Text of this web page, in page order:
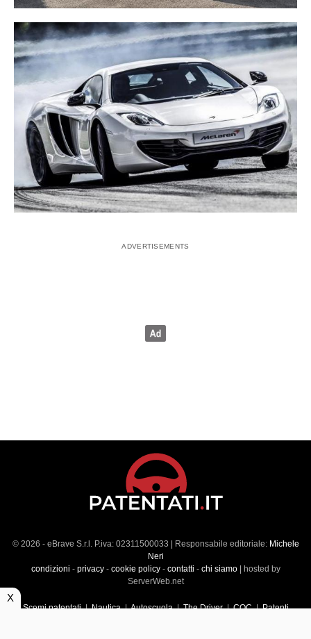
© 2026 - eBrave S.r.l. P.iva: 02311500033 | Responsabile editoriale: Michele
Neri
condizioni - privacy- cookie policy- contatti - chi siamo| hosted by
ServerWeb.net
Scemi patentati|Nautica|Autoscuola|The Driver|CQC|Patenti
X